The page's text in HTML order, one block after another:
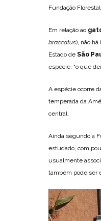
Fundação Florestal
Em relação ao
braccatus), não
Estado de São
espécie, “o que
A espécie ocorre
temperada da
central.
Ainda segundo a
estudado, com
usualmente
também pode ser